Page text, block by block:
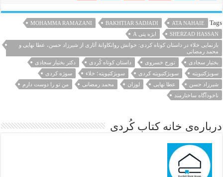
Tags
ATA NAHAIE
BAKHTIAR SADJADI
MOHAMMA RAMAZANI
SHERZAD HASSAN
ابژه پتی A
بازنمایی خلاء در داستان کوتاه کردی: خوانش روانکاوانۀ آثاری از شیرزاد حسن، عطا نهایی و
محمد رمضانی
بختیار سجادی
تورج خسروی داستان کوتاه کُردی
دکتر بختیار سجادی
سوبژکتیویته
سوبژکتیویته کردی سوبژکتیویته؛ خلاء
سوژه کردی
شیرزاد حسن
عطا نهایی لوزان محمد رمضانی
من تو را دوست دارم
ناخودآگاه ساختارمند
درباره‌ی خانه کتاب کُردی